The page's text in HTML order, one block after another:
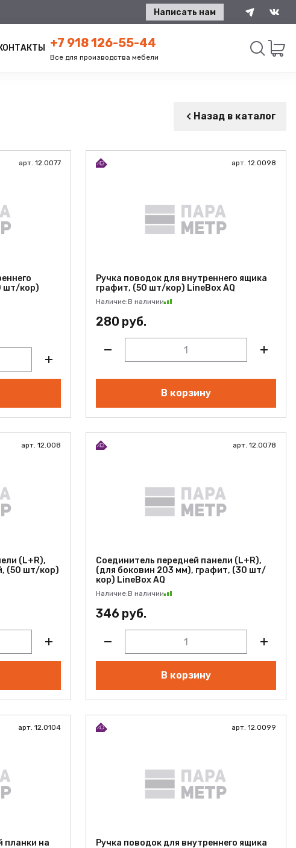
Написать нам
+7 918 126-55-44
Все для производства мебели
Назад в каталог
арт. 12.0077
шт/кор)
арт. 12.0098
Ручка поводок для внутреннего ящика
графит, (50 шт/кор) LineBox AQ
Наличие:В наличии
280 руб.
В корзину
арт. 12.008
(L+R),
(50 шт/кор)
арт. 12.0078
Соединитель передней панели (L+R),
(для боковин 203 мм), графит, (30 шт/
кор) LineBox AQ
Наличие:В наличии
346 руб.
В корзину
арт. 12.0104
планки на
арт. 12.0099
Ручка поводок для внутреннего ящика